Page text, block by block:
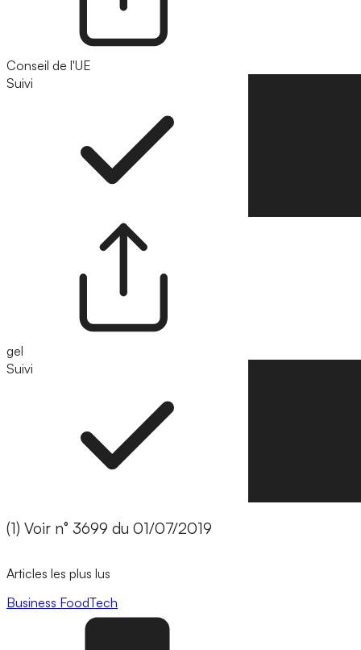
Conseil de l'UE
Suivi
gel
Suivi
(1) Voir n° 3699 du 01/07/2019
Articles les plus lus
Business FoodTech